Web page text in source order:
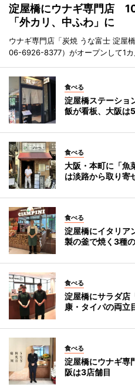
淀屋橋にウナギ専門店
「外カリ、中ふわ」に
ウナギ専門店「炭焼 うな富士 淀屋
06-6926-8377）がオープンして1カ
食べる
淀屋橋ステーシ
飯が看板、大阪は
食べる
大阪・本町に「魚
は淡路から取り寄
食べる
淀屋橋にイタリ
製の釜で焼く3種
食べる
淀屋橋にサラダ
康・タイパの両立
食べる
淀屋橋にウナギ
阪は3店舗目